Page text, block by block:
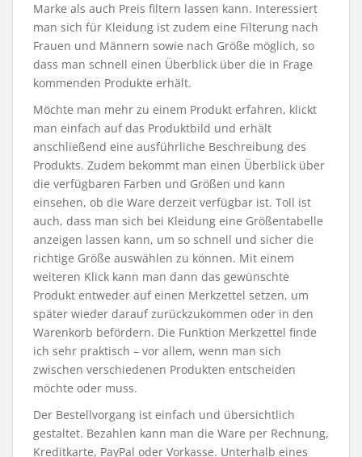
Marke als auch Preis filtern lassen kann. Interessiert
man sich für Kleidung ist zudem eine Filterung nach
Frauen und Männern sowie nach Größe möglich, so
dass man schnell einen Überblick über die in Frage
kommenden Produkte erhält.
Möchte man mehr zu einem Produkt erfahren, klickt
man einfach auf das Produktbild und erhält
anschließend eine ausführliche Beschreibung des
Produkts. Zudem bekommt man einen Überblick über
die verfügbaren Farben und Größen und kann
einsehen, ob die Ware derzeit verfügbar ist. Toll ist
auch, dass man sich bei Kleidung eine Größentabelle
anzeigen lassen kann, um so schnell und sicher die
richtige Größe auswählen zu können. Mit einem
weiteren Klick kann man dann das gewünschte
Produkt entweder auf einen Merkzettel setzen, um
später wieder darauf zurückzukommen oder in den
Warenkorb befördern. Die Funktion Merkzettel finde
ich sehr praktisch – vor allem, wenn man sich
zwischen verschiedenen Produkten entscheiden
möchte oder muss.
Der Bestellvorgang ist einfach und übersichtlich
gestaltet. Bezahlen kann man die Ware per Rechnung,
Kreditkarte, PayPal oder Vorkasse. Unterhalb eines